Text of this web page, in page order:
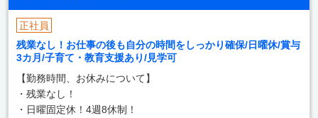
正社員
残業なし！お仕事の後も自分の時間をしっかり確保/日曜休/賞与
3カ月/子育て・教育支援あり/見学可
【勤務時間、お休みについて】
・残業なし！
・日曜固定休！4週8休制！